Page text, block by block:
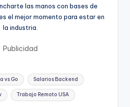
las manos con bases de
el mejor momento para estar en
la industria.
Publicidad
Etiquetas:
vs Go Salarios Backend
Trabajo Remoto USA